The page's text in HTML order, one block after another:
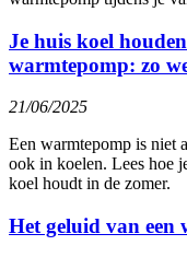
Je huis koel
warmtepomp: zo
21/06/2025
Een warmtepomp is niet
ook in koelen. Lees hoe
koel houdt in de zomer.
Het geluid van een